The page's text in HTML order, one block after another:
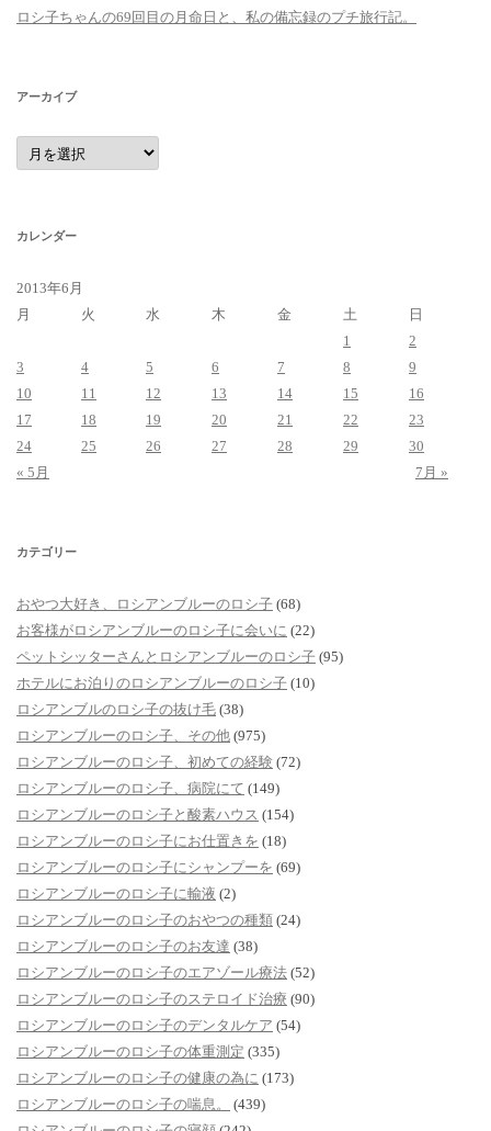
ロシ子ちゃんの69回目の月命日と、私の備忘録のプチ旅行記。
アーカイブ
ア
ー
カ
カレンダー
2013年6月
月
火 水 木 金 土
日
1
2
3
4 5 6 7 8
9
10
11 12 13 14 15
16
17
18 19 20 21 22
23
24
25 26 27 28 29
30
« 5月
7月 »
カテゴリー
おやつ大好き、ロシアンブルーのロシ子 (68)
お客様がロシアンブルーのロシ子に会いに (22)
ペットシッターさんとロシアンブルーのロシ子 (95)
ホテルにお泊りのロシアンブルーのロシ子 (10)
ロシアンブルのロシ子の抜け毛 (38)
ロシアンブルーのロシ子、その他 (975)
ロシアンブルーのロシ子、初めての経験 (72)
ロシアンブルーのロシ子、病院にて (149)
ロシアンブルーのロシ子と酸素ハウス (154)
ロシアンブルーのロシ子にお仕置きを (18)
ロシアンブルーのロシ子にシャンプーを (69)
ロシアンブルーのロシ子に輸液 (2)
ロシアンブルーのロシ子のおやつの種類 (24)
ロシアンブルーのロシ子のお友達 (38)
ロシアンブルーのロシ子のエアゾール療法 (52)
ロシアンブルーのロシ子のステロイド治療 (90)
ロシアンブルーのロシ子のデンタルケア (54)
ロシアンブルーのロシ子の体重測定 (335)
ロシアンブルーのロシ子の健康の為に (173)
ロシアンブルーのロシ子の喘息。
(439)